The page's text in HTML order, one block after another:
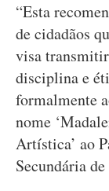
“Esta
de cidadãos
visa
disciplina e
formalmente
nome
Artística’ ao
Secundária